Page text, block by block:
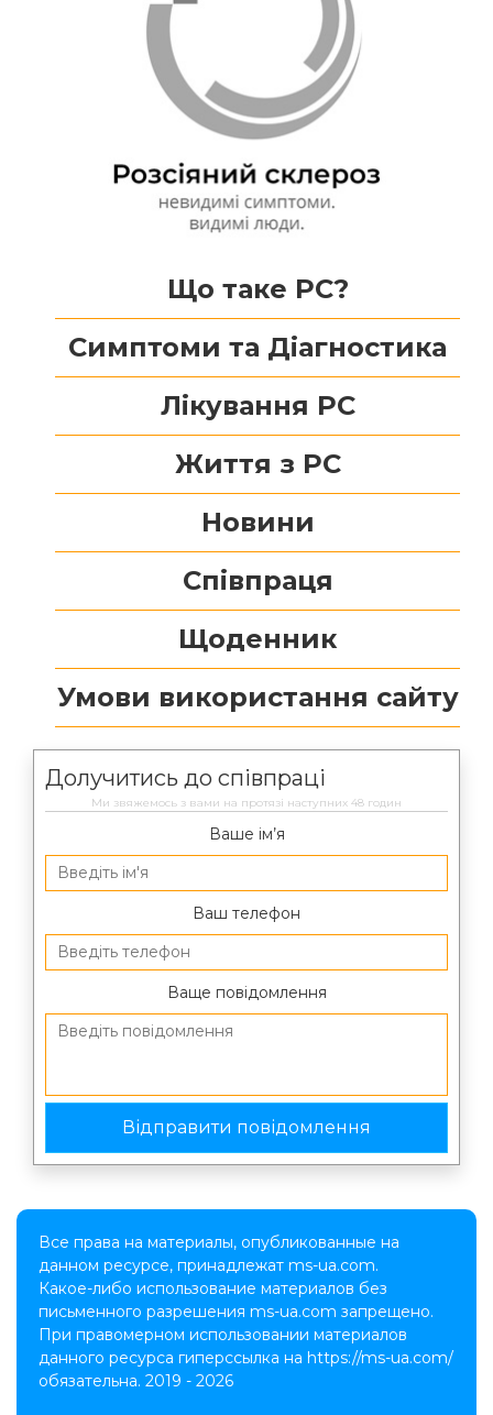
Що таке РС?
Симптоми та Діагностика
Лікування РС
Життя з РС
Новини
Співпраця
Щоденник
Умови використання сайту
Долучитись до співпраці
Ми звяжемось з вами на протязі наступних 48 годин
Ваше ім’я
Ваш телефон
Ваще повідомлення
Все права на материалы, опубликованные на
данном ресурсе, принадлежат ms-ua.com.
Какое-либо использование материалов без
письменного разрешения ms-ua.com запрещено.
При правомерном использовании материалов
данного ресурса гиперссылка на https://ms-ua.com/
обязательна. 2019 - 2026